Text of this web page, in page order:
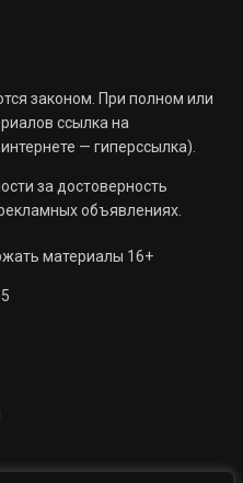
законом. При полном или
ссылка на
— гиперссылка).
за достоверность
объявлениях.
материалы 16+